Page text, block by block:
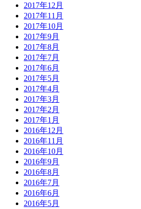
2017年12月
2017年11月
2017年10月
2017年9月
2017年8月
2017年7月
2017年6月
2017年5月
2017年4月
2017年3月
2017年2月
2017年1月
2016年12月
2016年11月
2016年10月
2016年9月
2016年8月
2016年7月
2016年6月
2016年5月